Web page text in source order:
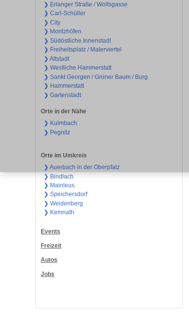
❯ Erlanger Straße / Wolfsgasse
❯ Carl-Schüller
❯ City
❯ Moritzhöfen
❯ Südöstliche Innenstadt
❯ Freiheitsplatz / Malerviertel
❯ Altstadt
❯ Westliche Hammerstatt
❯ Sankt Georgen / Grüner Baum / Burg
❯ Hammerstatt
❯ Gartenstadt
Orte in der Nähe
❯ Kulmbach
❯ Pegnitz
Orte im Umkreis
❯ Auerbach in der Oberpfalz
❯ Bindlach
❯ Mainleus
❯ Speichersdorf
❯ Weidenberg
❯ Kemnath
Events
Freizeit
Autos
Jobs